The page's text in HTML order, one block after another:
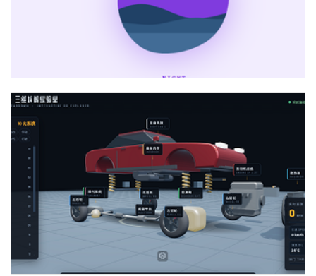
svg+css实现环形昼夜切换动画代码